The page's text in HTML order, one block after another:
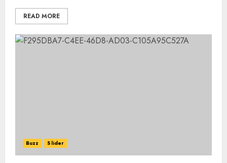
READ MORE
Buzz Slider